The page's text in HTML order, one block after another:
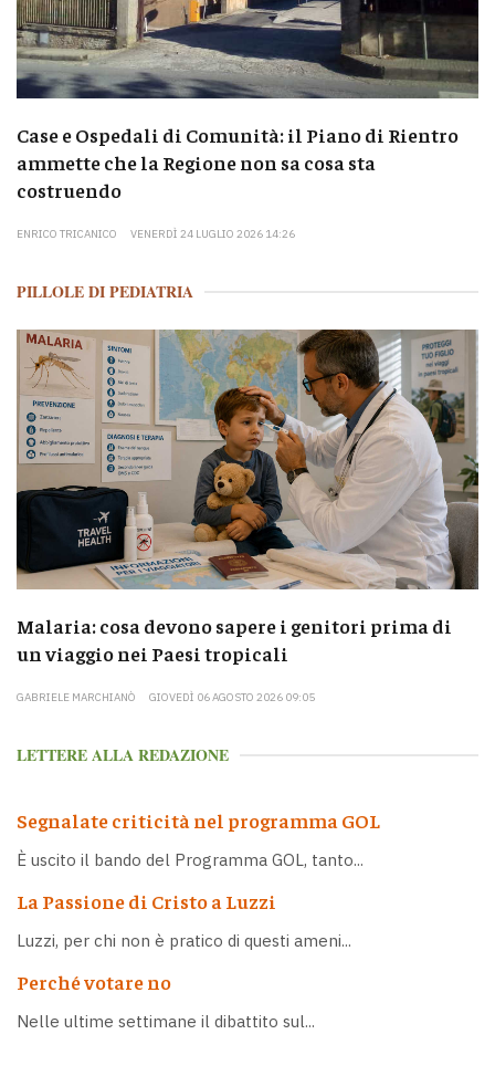
Case e Ospedali di Comunità: il Piano di Rientro
ammette che la Regione non sa cosa sta
costruendo
ENRICO TRICANICO VENERDÌ 24 LUGLIO 2026 14:26
PILLOLE DI PEDIATRIA
Malaria: cosa devono sapere i genitori prima di
un viaggio nei Paesi tropicali
GABRIELE MARCHIANÒ GIOVEDÌ 06 AGOSTO 2026 09:05
LETTERE ALLA REDAZIONE
Segnalate criticità nel programma GOL
È uscito il bando del Programma GOL, tanto...
La Passione di Cristo a Luzzi
Luzzi, per chi non è pratico di questi ameni...
Perché votare no
Nelle ultime settimane il dibattito sul...